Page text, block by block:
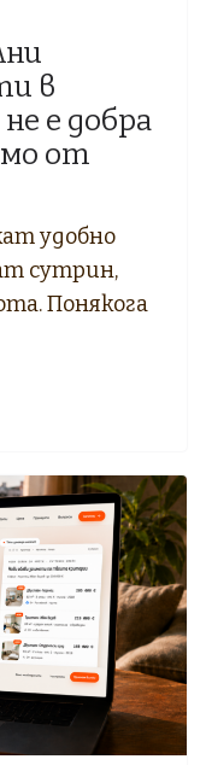
в
е добра
от
удобно
сутрин,
Понякога